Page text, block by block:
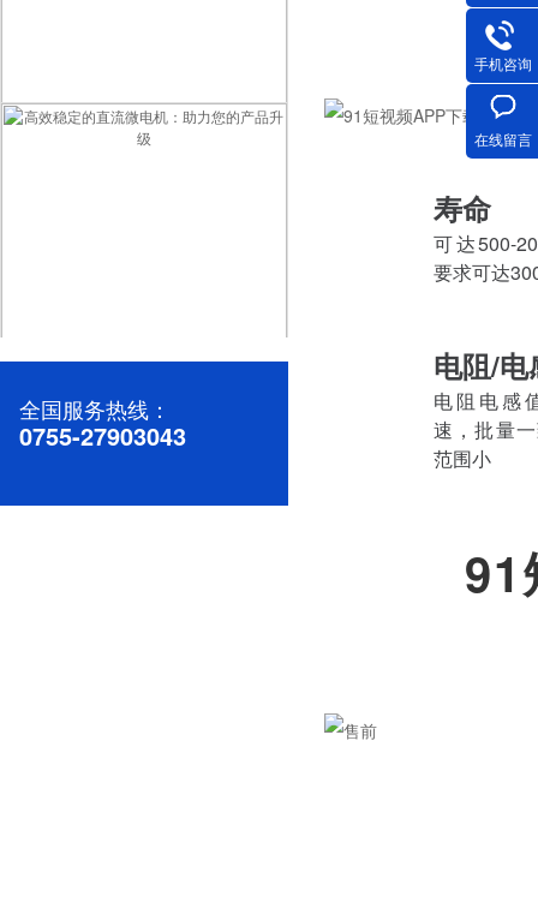
寿命
可达500-
要求可达
电阻/电
电阻电感
速，批量
范围小
91
深圳微型直流电机电机厂家为您揭秘:如何选择合适的直流微电机以满足我的设备需求
高效稳定的直流微电机：助力您的产品升级
全国服务热线：
0755-27903043
手机咨询
在线留言